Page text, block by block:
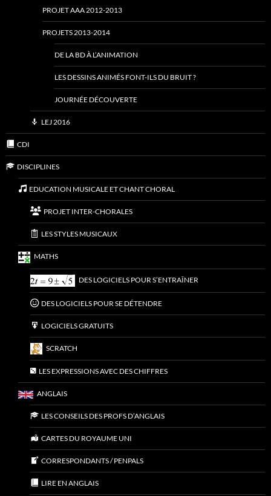
PROJET AAA 2012-2013
PROJETS 2013-2014
DE LA BD À L’ANIMATION
LES DESSINS ANIMÉS FONT-ILS DU BRUIT ?
JOURNÉE DÉCOUVERTE
LEJ 2016
CDI
DISCIPLINES
EDUCATION MUSICALE ET CHANT CHORAL
PROJET INTER-CHORALES
LES STYLES MUSICAUX
MATHS
DES LOGICIELS POUR S’ENTRAÎNER
DES LOGICIELS POUR SE DÉTENDRE
LOGICIELS GRATUITS
SCRATCH
LES EXPRESSIONS AVEC DES CHIFFRES
ANGLAIS
LES CONSEILS DES PROFS D’ANGLAIS
CARTES DU ROYAUME UNI
CORRESPONDANTS / PENPALS
LIRE EN ANGLAIS